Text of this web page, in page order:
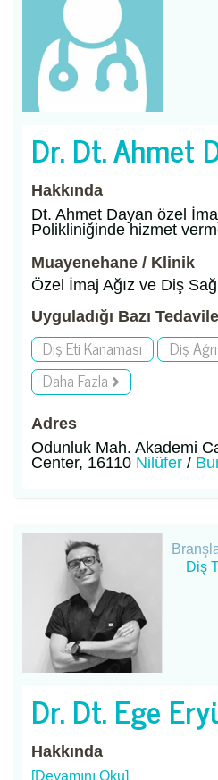
Dr. Dt. Ahmet
Hakkında
Dt. Ahmet Dayan özel
Polikliniğinde hizmet
Muayenehane / Klinik
Özel İmaj Ağız ve Diş
Uyguladığı Bazı
Diş Eti Kanaması Diş
Daha Fazla
Adres
Odunluk Mah. Akademi
Center, 16110 Nilüfer /
Diş
Dr. Dt. Ege
Hakkında
[Devamını Oku]